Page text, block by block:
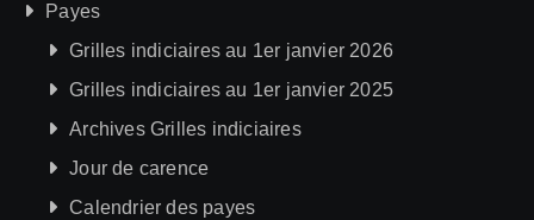
Payes
Grilles indiciaires au 1er janvier 2026
Grilles indiciaires au 1er janvier 2025
Archives Grilles indiciaires
Jour de carence
Calendrier des payes